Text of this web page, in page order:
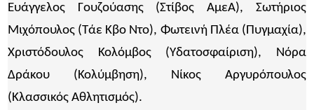
Ευάγγελος Γουζούασης (Στίβος ΑμεΑ), Σωτήριος
Μιχόπουλος (Τάε Κβο Ντο), Φωτεινή Πλέα (Πυγμαχία),
Χριστόδουλος Κολόμβος (Υδατοσφαίριση), Νόρα
Δράκου (Κολύμβηση), Νίκος Αργυρόπουλος
(Κλασσικός Αθλητισμός).